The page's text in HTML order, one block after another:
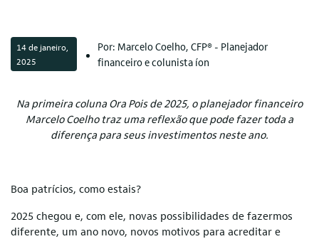
14 de janeiro,
2025
Por: Marcelo Coelho, CFP® - Planejador
financeiro e colunista íon
Na primeira coluna Ora Pois de 2025, o planejador financeiro
Marcelo Coelho traz uma reflexão que pode fazer toda a
diferença para seus investimentos neste ano.
Boa patrícios, como estais?
2025 chegou e, com ele, novas possibilidades de fazermos
diferente, um ano novo, novos motivos para acreditar e